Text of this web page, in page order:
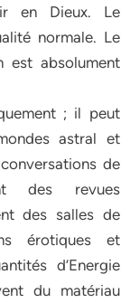
en Dieux. Le
normale. Le
est absolument
; il peut
astral et
de
des revues
des salles de
érotiques et
d’Energie
du matériau